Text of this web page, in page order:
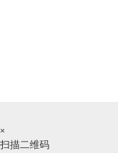
×
扫描二维码